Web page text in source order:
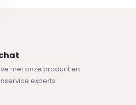
met onze product en
experts